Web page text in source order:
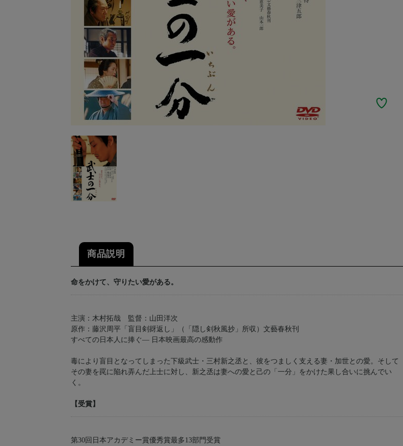
商品説明
命をかけて、守りたい愛がある。
主演：木村拓哉 監督：山田洋次
原作：藤沢周平「盲目剣谺返し」（「隠し剣秋風抄」所収）文藝春秋刊
すべての日本人に捧ぐ― 日本映画最高の感動作
毒により盲目となってしまった下級武士・三村新之丞と、彼をつましく支える妻・加世との愛。そして
その妻を罠に陥れ弄んだ上士に対し、新之丞は妻への愛と己の「一分」をかけた果し合いに挑んでい
く。
【受賞】
第30回日本アカデミー賞優秀賞最多13部門受賞